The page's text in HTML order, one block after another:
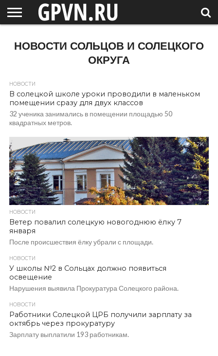
ОБЛАСТЬ
НОВОСТИ
СОСЕДЕЙ
РОССИЯ
/ МИР
СПЕЦПРОЕКТЫ
БЛОГ
СТАТЬИ
ФОТОРЕПОРТАЖИ
ИНТЕРВЬЮ
ОБЪЕКТЫ
ПОДБОРКИ
НОВОСТИ СОЛЬЦОВ И СОЛЕЦКОГО
ОКРУГА
НОВОСТИ
В солецкой школе уроки проводили в маленьком
помещении сразу для двух классов
32 ученика занимались в помещении площадью 50
квадратных метров.
1.2K
НОВОСТИ
Ветер повалил солецкую новогоднюю ёлку 7
января
После происшествия ёлку убрали с площади.
НОВОСТИ
У школы №2 в Сольцах должно появиться
освещение
Нарушения выявила Прокуратура Солецкого района.
НОВОСТИ
Работники Солецкой ЦРБ получили зарплату за
октябрь через прокуратуру
Зарплату выплатили 193 работникам.